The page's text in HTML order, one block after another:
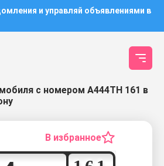
и управляй объявлениями в
с номером А444ТН 161 в
В избранное